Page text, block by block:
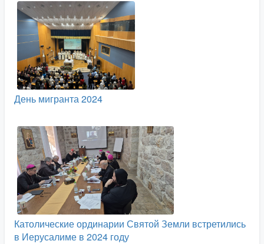
День мигранта 2024
Католические ординарии Святой Земли встретились
в Иерусалиме в 2024 году